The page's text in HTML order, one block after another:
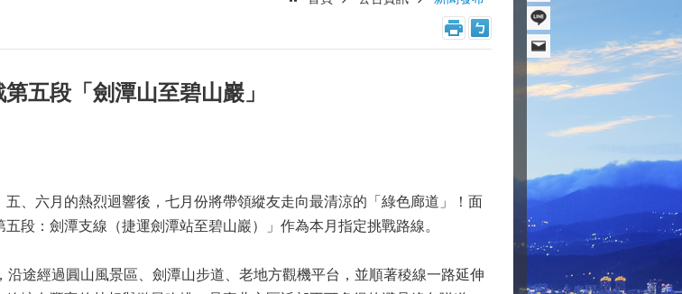
五段「劍潭山至碧山巖」
六月的熱烈迴響後，七月份將帶領縱友走向最清涼的「綠色廊道」！面
段：劍潭支線（捷運劍潭站至碧山巖）」作為本月指定挑戰路線。
經過圓山風景區、劍潭山步道、老地方觀機平台，並順著稜線一路延伸